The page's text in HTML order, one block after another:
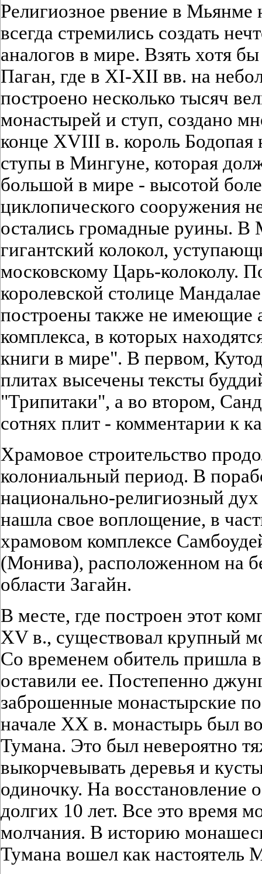
Религиозное рвение в Мьянме
всегда стремились создать
аналогов в мире. Взять хотя
Паган, где в XI-XII вв. на
построено несколько тысяч
монастырей и ступ, создано
конце XVIII в. король Бодопая
ступы в Мингуне, которая
большой в мире - высотой
циклопического сооружения
остались громадные руины. В
гигантский колокол,
московскому Царь-колоколу.
королевской столице
построены также не имеющие
комплекса, в которых
книги в мире". В первом,
плитах высечены тексты
"Трипитаки", а во втором,
сотнях плит - комментарии к
Храмовое строительство
колониальный период. В
национально-религиозный
нашла свое воплощение, в
храмовом комплексе
(Монива), расположенном на
области Загайн.
В месте, где построен этот
XV в., существовал крупный
Со временем обитель пришла
оставили ее. Постепенно
заброшенные монастырские
начале XX в. монастырь был
Тумана. Это был невероятно
выкорчевывать деревья и
одиночку. На восстановление
долгих 10 лет. Все это время
молчания. В историю
Тумана вошел как настоятель